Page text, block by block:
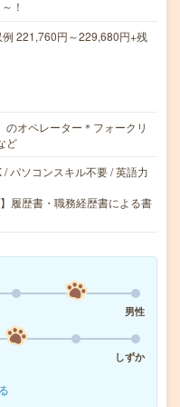
！
221,760円～229,680円+残
のオペレーター＊フォークリ
ど
パソコンスキル不要 / 英語力
履歴書・職務経歴書による書
男性
しずか